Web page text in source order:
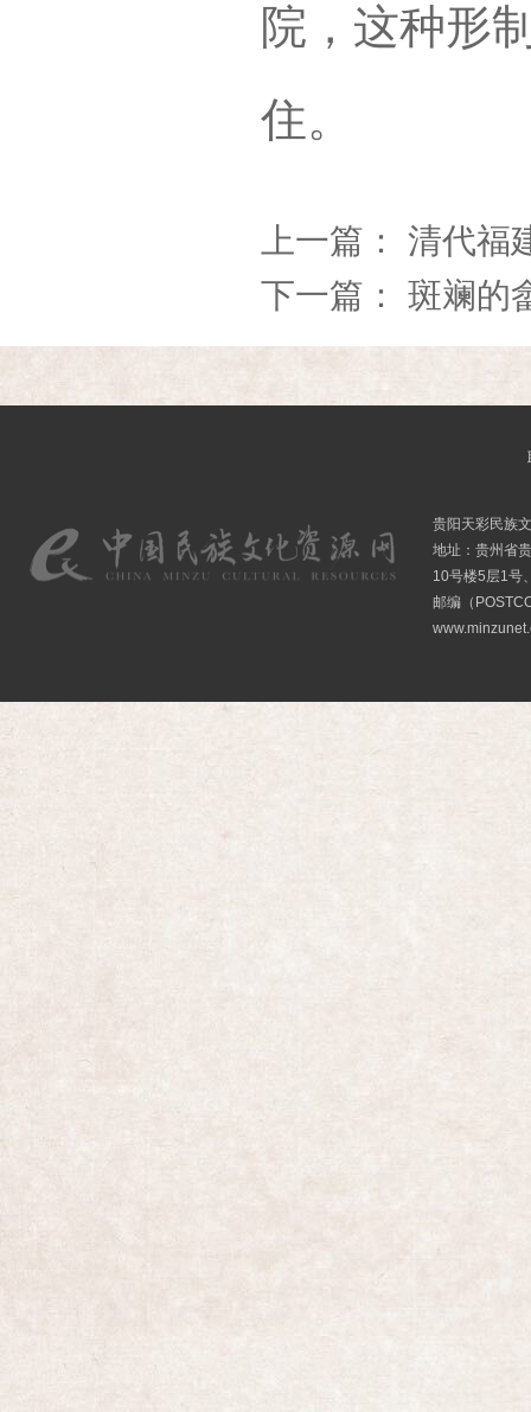
院，这种形
住。
上一篇： 清代福
下一篇： 斑斓的
贵阳天彩民族
地址：贵州省
10号楼5层1号
邮编（